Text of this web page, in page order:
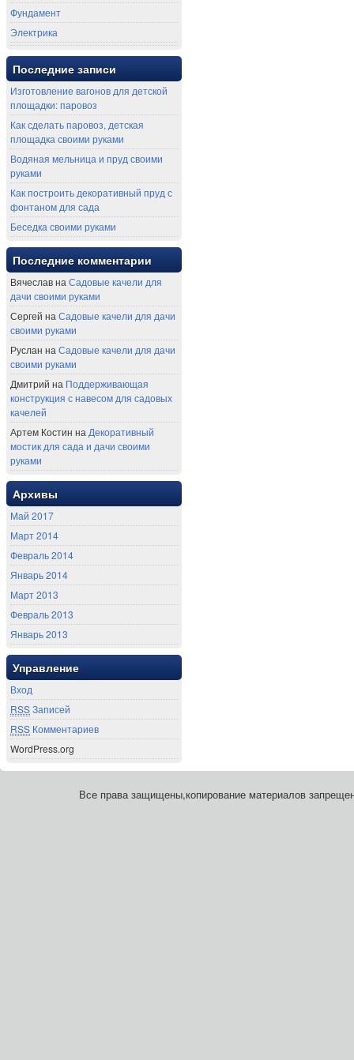
Фундамент
Электрика
Последние записи
Изготовление вагонов для детской
площадки: паровоз
Как сделать паровоз, детская
площадка своими руками
Водяная мельница и пруд своими
руками
Как построить декоративный пруд с
фонтаном для сада
Беседка своими руками
Последние комментарии
Вячеслав на Садовые качели для
дачи своими руками
Сергей на Садовые качели для дачи
своими руками
Руслан на Садовые качели для дачи
своими руками
Дмитрий на Поддерживающая
конструкция с навесом для садовых
качелей
Артем Костин на Декоративный
мостик для сада и дачи своими
руками
Архивы
Май 2017
Март 2014
Февраль 2014
Январь 2014
Март 2013
Февраль 2013
Январь 2013
Управление
Вход
RSSЗаписей
RSS Комментариев
WordPress.org
Все права защищены,копирование материалов